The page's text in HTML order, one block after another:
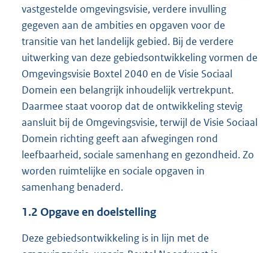
vastgestelde omgevingsvisie, verdere invulling
gegeven aan de ambities en opgaven voor de
transitie van het landelijk gebied. Bij de verdere
uitwerking van deze gebiedsontwikkeling vormen de
Omgevingsvisie Boxtel 2040 en de Visie Sociaal
Domein een belangrijk inhoudelijk vertrekpunt.
Daarmee staat voorop dat de ontwikkeling stevig
aansluit bij de Omgevingsvisie, terwijl de Visie Sociaal
Domein richting geeft aan afwegingen rond
leefbaarheid, sociale samenhang en gezondheid. Zo
worden ruimtelijke en sociale opgaven in
samenhang benaderd.
1.2 Opgave en doelstelling
Deze gebiedsontwikkeling is in lijn met de